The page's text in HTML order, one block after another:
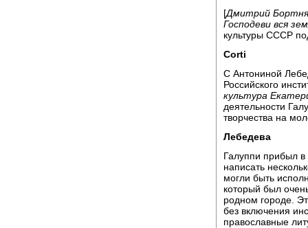
[Дмитрий
Господеви вся
культуры СССР
Corti
С Антониной
Российского
культура
деятельности
творчества на
Лебедева
Галуппи прибыл в
написать
могли быть
который был
родном городе.
без включения
православные